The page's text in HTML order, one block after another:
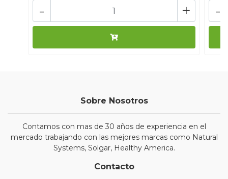
+
- -
Sobre Nosotros
Contamos con mas de 30 años de experiencia en el
mercado trabajando con las mejores marcas como Natural
Systems, Solgar, Healthy America.
Contacto